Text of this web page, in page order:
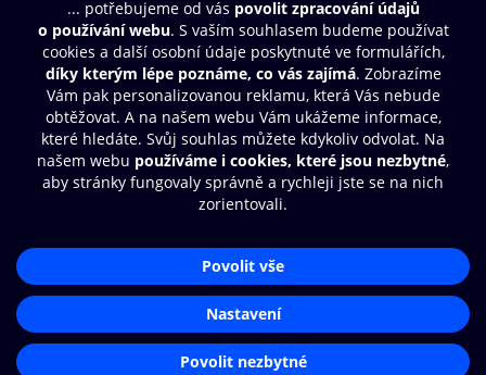
Obsah ke stažení
Moje O2 Knihovna
Další zábava
© O2 Czech Republic a.s.
Přístupnost
Zásady zpracování osobních údajů
Nastavení cookies
Aplikace O2 Knihovna
Čti a poslouchej své e-knihy a
audioknihy rychleji a pohodlněji.